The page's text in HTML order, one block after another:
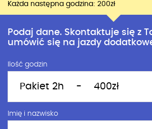
Każda następna godzina: 200zł
Podaj dane. Skontaktuje się z
umówić się na jazdy
Ilość godzin
Imię i nazwisko